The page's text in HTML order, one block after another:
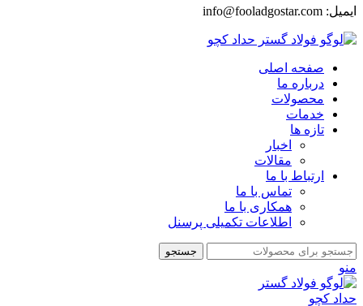
ایمیل: info@fooladgostar.com
صفحه اصلی
درباره ما
محصولات
خدمات
تازه ها
اخبار
مقالات
ارتباط با ما
تماس با ما
همکاری با ما
اطلاعات تکمیلی پرسنل
جستجو
منو